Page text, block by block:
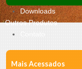
Downloads
Outros Produtos
Contato
Mais Acessados